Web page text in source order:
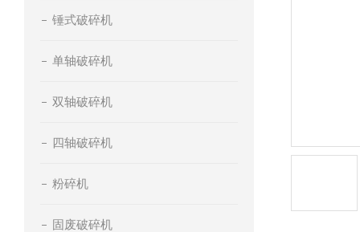
锤式破碎机
单轴破碎机
双轴破碎机
四轴破碎机
粉碎机
固废破碎机